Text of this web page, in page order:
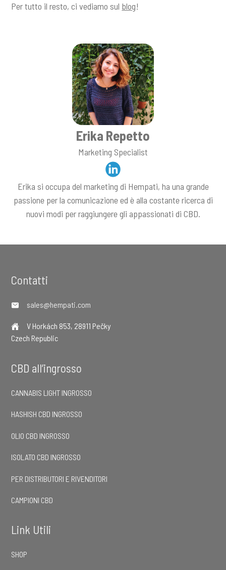
Per tutto il resto, ci vediamo sul blog!
Erika Repetto
Marketing Specialist
Erika si occupa del marketing di Hempati, ha una grande
passione per la comunicazione ed è alla costante ricerca di
nuovi modi per raggiungere gli appassionati di CBD.
Footer
Contatti
sales@hempati.com
V Horkách 853, 28911 Pečky
Czech Republic
CBD all’ingrosso
CANNABIS LIGHT INGROSSO
HASHISH CBD INGROSSO
OLIO CBD INGROSSO
ISOLATO CBD INGROSSO
PER DISTRIBUTORI E RIVENDITORI
CAMPIONI CBD
Link Utili
SHOP